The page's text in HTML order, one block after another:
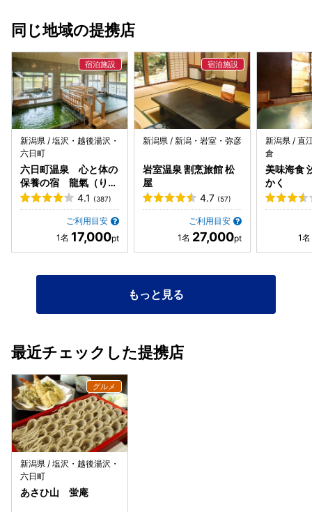
同じ地域の提携店
新潟県 / 塩沢・越後湯沢・
六日町
六日町温泉 心と体の
保養の宿 龍氣（りゅ
うき）
4.1 (387)
ご利用目安
17,000
新潟県 / 新潟・岩室・弥彦
岩室温泉 割烹旅館 松
屋
4.7 (57)
ご利用目安
27,000
新潟県 / 直
倉
美味海食
かく
もっと見る
最近チェックした提携店
新潟県 / 塩沢・越後湯沢・
六日町
あさひ山 蛍庵